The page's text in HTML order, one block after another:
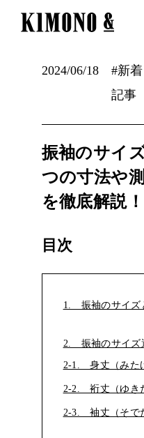
2024/06/18
#新着
記事
振袖のサイ
つの寸法や
を徹底解説！
目次
1. 振袖のサイズ
2. 振袖のサイズ
2-1. 身丈（みた
2-2. 裄丈（ゆき
2-3. 袖丈（そで